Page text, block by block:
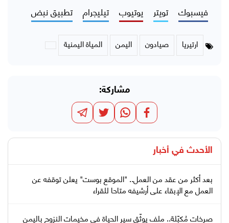
فيسبوك تويتر يوتيوب تيليجرام تطبيق نبض
ارتيريا صيادون اليمن المياة اليمنية
مشاركة:
الأحدث في أخبار
بعد أكثر من عقد من العمل.. "الموقع بوست" يعلن توقفه عن
العمل مع الإبقاء على أرشيفه متاحا للقراء
صرخات مُكبّلة.. ملف يوثّق سير الحياة في مخيمات النزوح باليمن